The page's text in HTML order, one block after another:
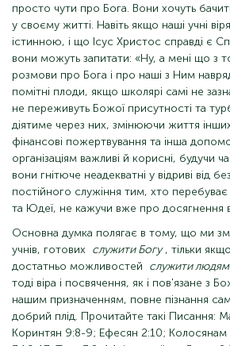
просто чути про Бога. Вони хочуть
у своєму житті. Навіть якщо наші учні
істинною, і що Ісус Христос справді є
вони можуть запитати: «Ну, а мені що з
розмови про Бога і про наші з Ним
помітні плоди, якщо школярі самі не
не переживуть Божої присутності та
діятиме через них, змінюючи життя
фінансові пожертвування та інша
організаціям важливі й корисні, будучи
вони гнітюче неадекватні у відриві від
постійного служіння тим, хто
та Юдеї, не кажучи вже про досягнення
Основна думка полягає в тому, що ми
учнів, готових служити Богу, тільки
достатньо можливостей служити людям
тоді віра і посвячення, як і пов'язане з
нашим призначенням, повне пізнання
добрий плід. Прочитайте такі Писання:
Коринтян 9:8-9; Ефесян 2:10; Колосянам